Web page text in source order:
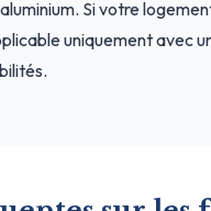
Si votre
uniquement avec